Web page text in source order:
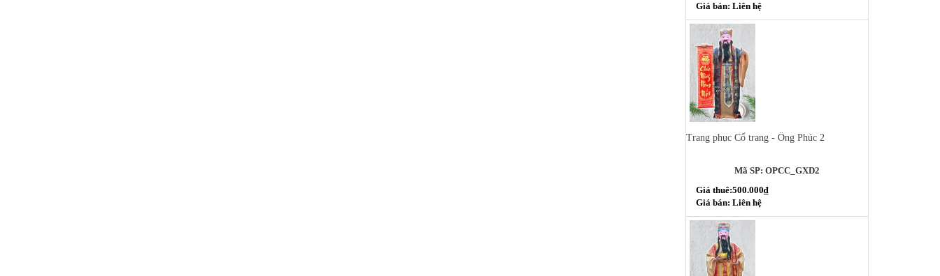
Giá bán: Liên hệ
Trang phục Cổ trang - Ông Phúc 2
Mã SP: OPCC_GXD2
Giá thuê:500.000₫
Giá bán: Liên hệ